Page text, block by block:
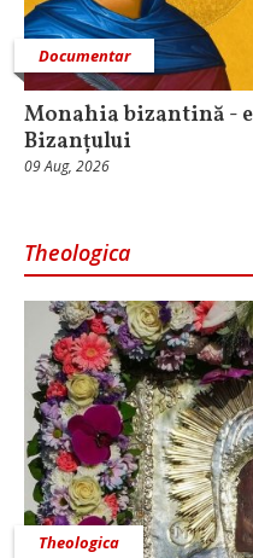
Documentar
Monahia bizantină -
Bizanțului
09 Aug, 2026
Theologica
Theologica